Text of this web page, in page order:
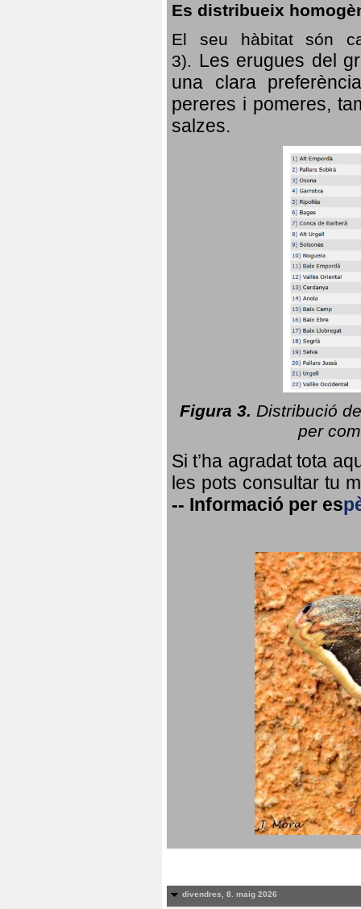
Es distribueix
El seu hàbitat són
3). Les erugues del
una clara
pereres i pomeres,
salzes.
Figura 3. Distribució
per
Si t’ha agradat tota
les pots consultar tu
-- Informació per es
divendres, 8. maig 2026